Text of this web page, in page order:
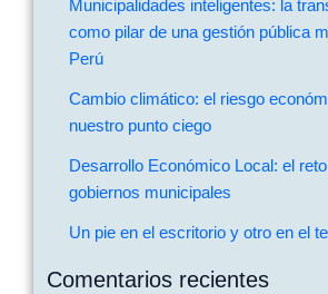
Municipalidades inteligentes: la
como pilar de una gestión pública
Perú
Cambio climático: el riesgo
nuestro punto ciego
Desarrollo Económico Local: el
gobiernos municipales
Un pie en el escritorio y otro en el
Comentarios recientes